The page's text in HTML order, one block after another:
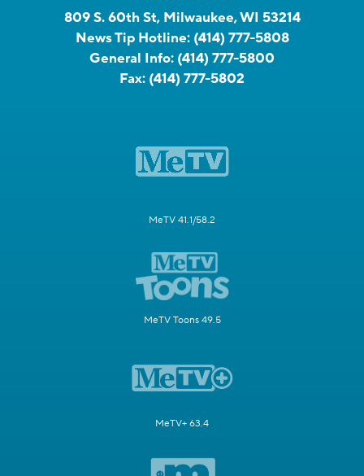
809 S. 60th St, Milwaukee, WI 53214
News Tip Hotline: (414) 777-5808
General Info: (414) 777-5800
Fax: (414) 777-5802
MeTV 41.1/58.2
MeTV Toons 49.5
MeTV+ 63.4